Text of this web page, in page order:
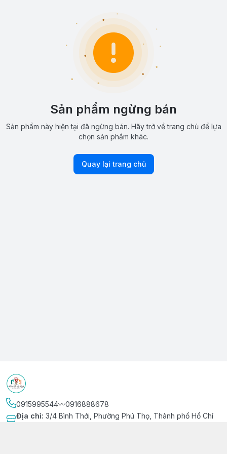
Sản phẩm ngừng bán
Sản phẩm này hiện tại đã ngừng bán. Hãy trở về trang chủ để lựa
chọn sản phẩm khác.
Quay lại trang chủ
0915995544〰️0916888678
Địa chỉ: 3/4 Bình Thới, Phường Phú Thọ, Thành phố Hồ Chí